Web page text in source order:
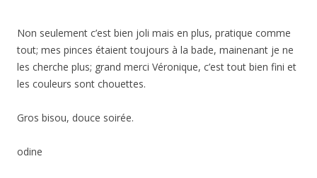
Non seulement c’est bien joli mais en plus, pratique comme
tout; mes pinces étaient toujours à la bade, mainenant je ne
les cherche plus; grand merci Véronique, c’est tout bien fini et
les couleurs sont chouettes.
Gros bisou, douce soirée.
odine